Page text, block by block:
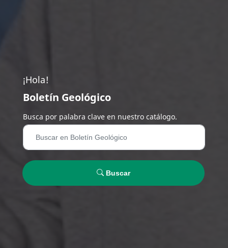
¡Hola!
Boletín Geológico
Busca por palabra clave en nuestro catálogo.
Buscar